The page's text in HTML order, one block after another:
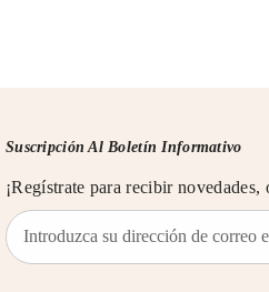
Suscripción Al Boletín Informativo
¡Regístrate para recibir